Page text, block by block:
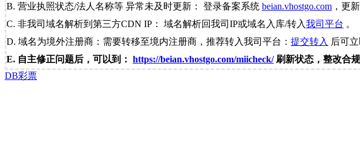
B. 营业执照状态/法人名称等 异常未及时更新： 登录备案系统 beian.vhostgo.com ，更
C. 非我司域名解析到第三方CDN IP： 域名解析回我司IP或域名入库/转入我司平台 。
D. 域名为境外注册商：需要转移至境内注册商，推荐转入我司平台： 提交转入 后可
E. 自主修正问题后，可以到： https://beian.vhostgo.com/miicheck/刷新状态，整改合
DB彩票